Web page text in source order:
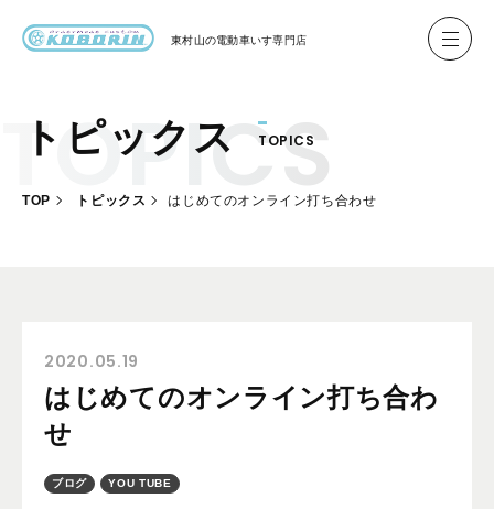
東村山の電動車いす専門店
ハイネル Hineru
ブリッジ BRIDGE TR
プライバシーポリシー
トピックス TOPICS
TOP トピックス はじめてのオンライン打ち合わせ
2020.05.19
はじめてのオンライン打ち合わ
せ
ブログ YOU TUBE